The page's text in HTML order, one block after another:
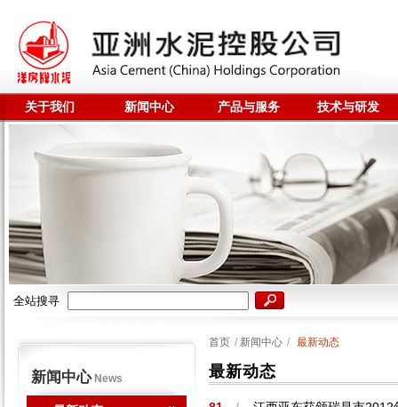
关于我们 新闻中心 产品与服务 技术与研发
全站搜寻
新闻中心News
首页 / 新闻中心 / 最新动态
最新动态